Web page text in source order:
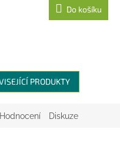
Do košíku
PRODUKTY
Hodnocení Diskuze